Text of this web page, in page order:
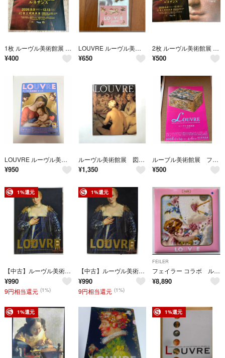
1枚 ルーヴル美術館展 ルネサンス 2026.9月
¥400
LOUVRE ルーヴル美術館展 愛を描くトレーディングアクリルチャーム
¥650
2枚 ルーヴル美術館展 ルネサンス 2026.9月
¥500
LOUVRE ルーヴル美術館展 愛を描く パンフレット
¥950
ルーヴル美術館展 図録 洋画 画集 アングル 新古典主義 絵画
¥1,350
ルーブル美術館展 フランス宮廷の美 チラシ
¥500
1%還元
【中古】ルーヴル美術館展 : 肖像芸術 人は人をどう表現してきたか／国立新美術館, 日本テレビ放送網, ルーヴル美術館編集
¥990
9円相当還元 (1%)
1%還元
【中古】ルーヴル美術館展 : 肖像芸術--人は人をどう表現してきたか／国立新美術館, 日本テレビ放送網, ルーヴル美術館編集
¥990
9円相当還元 (1%)
FEILER
フェイラー コラボ ルーヴル美術館展 ラシーブルダムール 縁ブルー
¥8,890
1%還元 1%還元